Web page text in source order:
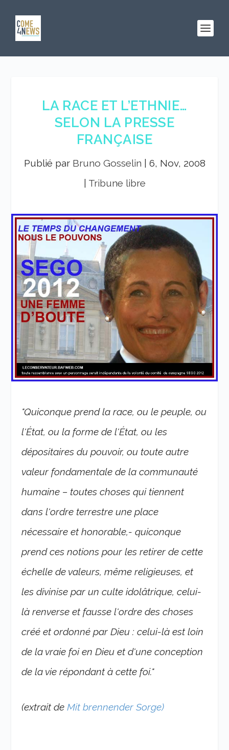
LA RACE ET L’ETHNIE…
SELON LA PRESSE
FRANÇAISE
Publié par Bruno Gosselin
6, Nov, 2008
Tribune libre
"Quiconque prend la race, ou le peuple, ou
l'État, ou la forme de l'État, ou les
dépositaires du pouvoir, ou toute autre
valeur fondamentale de la communauté
humaine – toutes choses qui tiennent
dans l'ordre terrestre une place
nécessaire et honorable,- quiconque
prend ces notions pour les retirer de cette
échelle de valeurs, même religieuses, et
les divinise par un culte idolâtrique, celui-
là renverse et fausse l'ordre des choses
créé et ordonné par Dieu : celui-là est loin
de la vraie foi en Dieu et d'une conception
de la vie répondant à cette foi."
(extrait deMit brennender Sorge)